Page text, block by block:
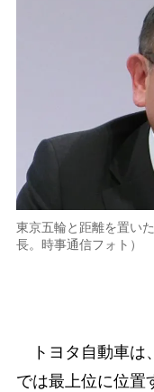
東京五輪と距離を置い
長。時事通信フォト）
トヨタ自動車は
では最上位に位置